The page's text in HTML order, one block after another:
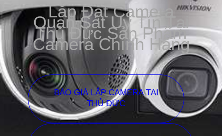
Lắp Đặt Camera
Quan Sát Uy Tín Tại
Thủ Đức Sản Phẩm
Camera Chính Hãng
BÁO GIÁ LẮP CAMERA TẠI
THỦ ĐỨC